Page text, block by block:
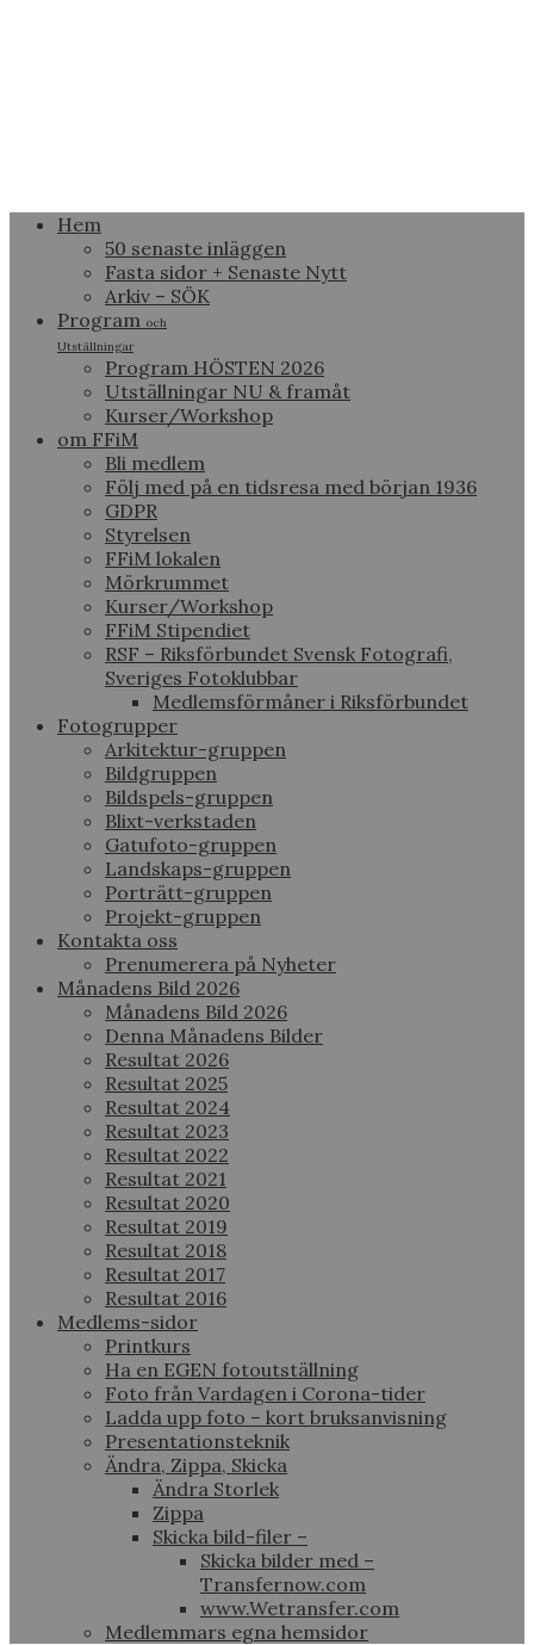
Hem
50 senaste inläggen
Fasta sidor + Senaste Nytt
Arkiv – SÖK
Program och
Utställningar
Program HÖSTEN 2026
Utställningar NU & framåt
Kurser/Workshop
om FFiM
Bli medlem
Följ med på en tidsresa med början 1936
GDPR
Styrelsen
FFiM lokalen
Mörkrummet
Kurser/Workshop
FFiM Stipendiet
RSF – Riksförbundet Svensk Fotografi,
Sveriges Fotoklubbar
Medlemsförmåner i Riksförbundet
Fotogrupper
Arkitektur-gruppen
Bildgruppen
Bildspels-gruppen
Blixt-verkstaden
Gatufoto-gruppen
Landskaps-gruppen
Porträtt-gruppen
Projekt-gruppen
Kontakta oss
Prenumerera på Nyheter
Månadens Bild 2026
Månadens Bild 2026
Denna Månadens Bilder
Resultat 2026
Resultat 2025
Resultat 2024
Resultat 2023
Resultat 2022
Resultat 2021
Resultat 2020
Resultat 2019
Resultat 2018
Resultat 2017
Resultat 2016
Medlems-sidor
Printkurs
Ha en EGEN fotoutställning
Foto från Vardagen i Corona-tider
Ladda upp foto – kort bruksanvisning
Presentationsteknik
Ändra, Zippa, Skicka
Ändra Storlek
Zippa
Skicka bild-filer –
Skicka bilder med –
Transfernow.com
www.Wetransfer.com
Medlemmars egna hemsidor